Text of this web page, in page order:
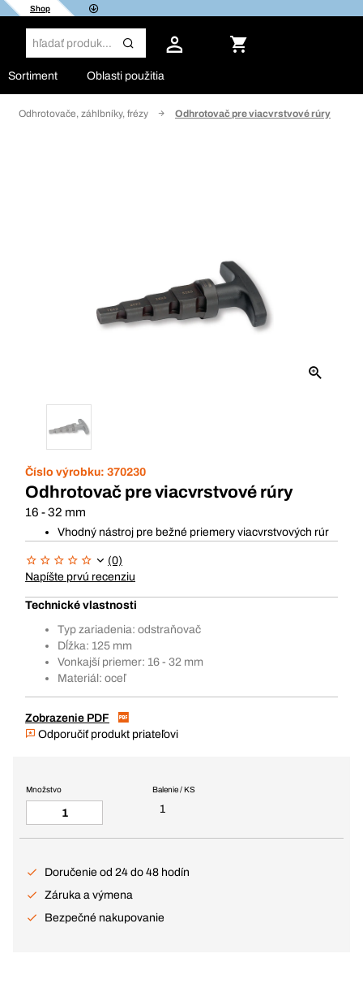
Shop
Sortiment Oblasti použitia
Odhrotovače, záhlbníky, frézy Odhrotovač pre viacvrstvové rúry
Číslo výrobku: 370230
Odhrotovač pre viacvrstvové rúry
16 - 32 mm
Vhodný nástroj pre bežné priemery viacvrstvových rúr
(0)
Napíšte prvú recenziu
Technické vlastnosti
Typ zariadenia: odstraňovač
Dĺžka: 125 mm
Vonkajší priemer: 16 - 32 mm
Materiál: oceľ
Zobrazenie PDF
Odporučiť produkt priateľovi
Balenie / KS
1
Množstvo
Doručenie od 24 do 48 hodín
Záruka a výmena
Bezpečné nakupovanie